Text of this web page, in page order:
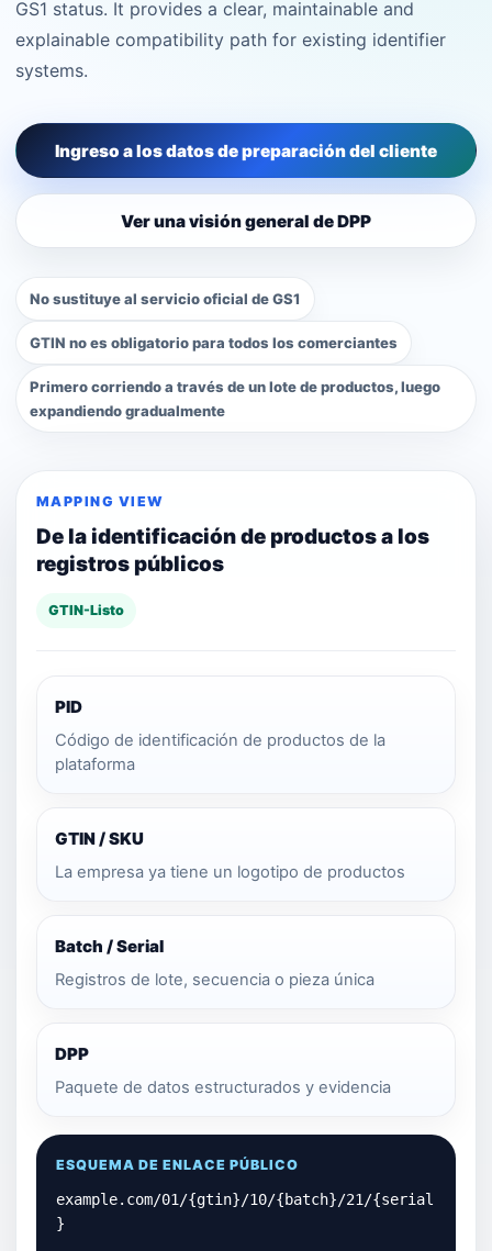
GS1 status. It provides a clear, maintainable and
explainable compatibility path for existing identifier
systems.
Ingreso a los datos de preparación del cliente
Ver una visión general de DPP
No sustituye al servicio oficial de GS1
GTIN no es obligatorio para todos los comerciantes
Primero corriendo a través de un lote de productos, luego
expandiendo gradualmente
MAPPING VIEW
De la identificación de productos a los
registros públicos
GTIN-Listo
PID
Código de identificación de productos de la
plataforma
GTIN / SKU
La empresa ya tiene un logotipo de productos
Batch / Serial
Registros de lote, secuencia o pieza única
DPP
Paquete de datos estructurados y evidencia
ESQUEMA DE ENLACE PÚBLICO
example.com/01/{gtin}/10/{batch}/21/{serial
}